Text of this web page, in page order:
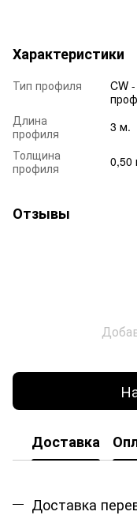
Характеристики
Тип профиля
CW
Длина
профиля
3 м.
Толщина
профиля
0,50
Отзывы
Доставка
Доставка